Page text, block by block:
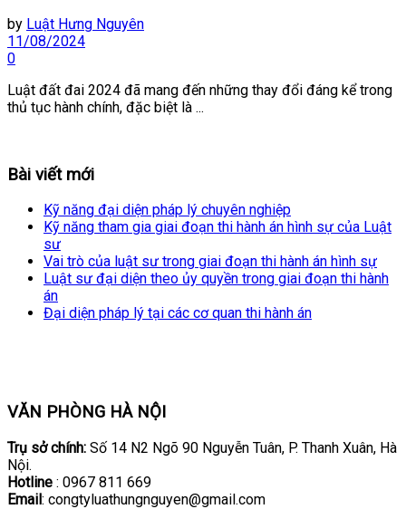
by Luật Hưng Nguyên
11/08/2024
0
Luật đất đai 2024 đã mang đến những thay đổi đáng kể trong
thủ tục hành chính, đặc biệt là ...
Bài viết mới
Kỹ năng đại diện pháp lý chuyên nghiệp
Kỹ năng tham gia giai đoạn thi hành án hình sự của Luật
sư
Vai trò của luật sư trong giai đoạn thi hành án hình sự
Luật sư đại diện theo ủy quyền trong giai đoạn thi hành
án
Đại diện pháp lý tại các cơ quan thi hành án
VĂN PHÒNG HÀ NỘI
Trụ sở chính: Số 14 N2 Ngõ 90 Nguyễn Tuân, P. Thanh Xuân, Hà
Nội.
Hotline : 0967 811 669
Email: congtyluathungnguyen@gmail.com